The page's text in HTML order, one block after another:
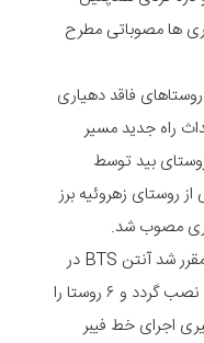
ها مصوباتی مطرح
فاقد دهیاری
راه جدید مسیر
بید توسط
روستای زهروئیه برز
مصوب شد.
در ادامه جهت رفع مشکلات مخابراتی مقرر شد آنتن BTS در
روستای دره کردی، رودین و استاهوئیه نصب گردد و ۶ روستا را
اجرای خط فیبر